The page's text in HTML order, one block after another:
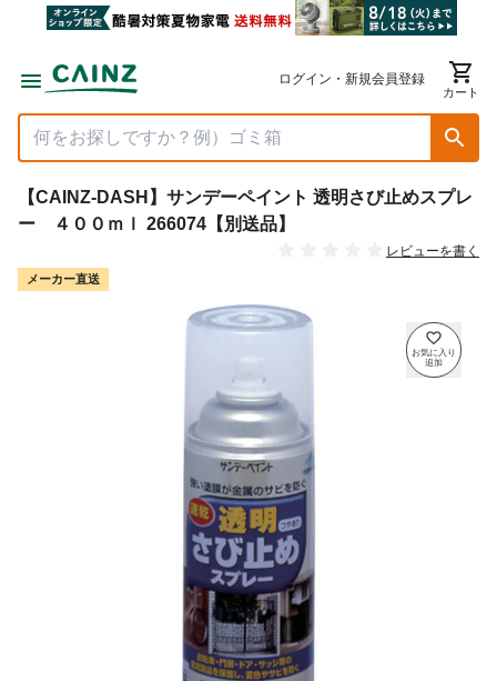
ログイン・新規会員登録
カート
【CAINZ-DASH】サンデーペイント 透明さび止めスプレ
ー ４００ｍｌ 266074【別送品】
レビューを書く
メーカー直送